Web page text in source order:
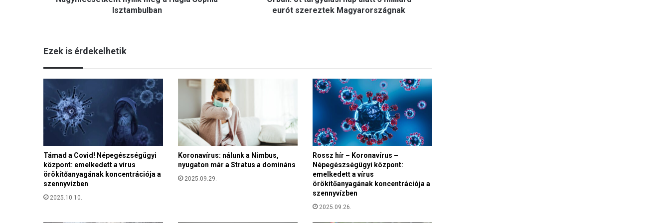
n
m
a
H
a
g
i
a
Isztambulban
a
t
t
eurót szereztek Magyarországnak
Ezek is érdekelhetik
Támad a Covid! Népegészségügyi
központ: emelkedett a vírus
örökítőanyagának koncentrációja a
szennyvízben
2025.10.10.
Koronavírus: nálunk a Nimbus,
nyugaton már a Stratus a domináns
2025.09.29.
Rossz hír – Koronavírus –
Népegészségügyi központ:
emelkedett a vírus
örökítőanyagának koncentrációja a
szennyvízben
2025.09.26.